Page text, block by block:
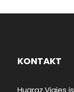
KONTAKT
Huaraz.Viajes